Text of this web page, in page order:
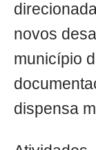
novos
município
dispensa